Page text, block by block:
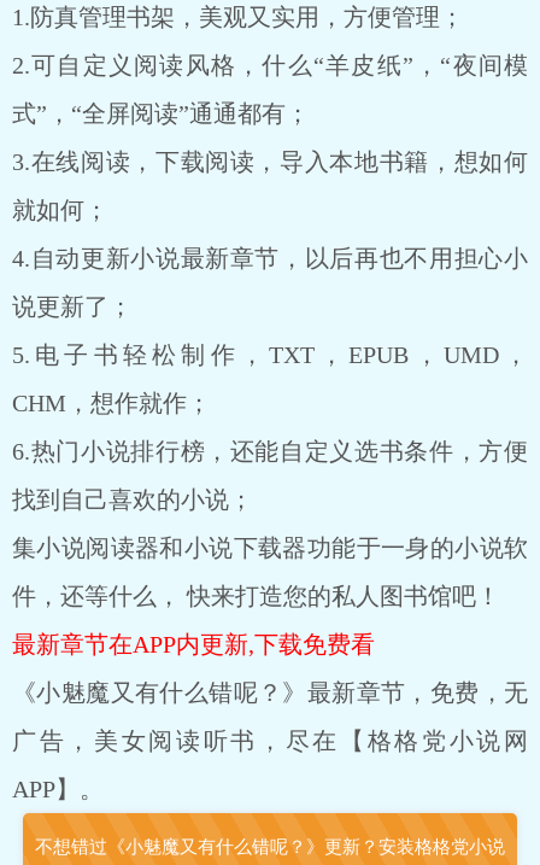
1.防真管理书架，美观又实用，方便管理；
2.可自定义阅读风格，什么“羊皮纸”，“夜间模
式”，“全屏阅读”通通都有；
3.在线阅读，下载阅读，导入本地书籍，想如何
就如何；
4.自动更新小说最新章节，以后再也不用担心小
说更新了；
5.电子书轻松制作，TXT，EPUB，UMD，
CHM，想作就作；
6.热门小说排行榜，还能自定义选书条件，方便
找到自己喜欢的小说；
集小说阅读器和小说下载器功能于一身的小说软
件，还等什么， 快来打造您的私人图书馆吧！
最新章节在APP内更新,下载免费看
《小魅魔又有什么错呢？》最新章节，免费，无
广告，美女阅读听书，尽在【格格党小说网
APP】。
不想错过《小魅魔又有什么错呢？》更新？安装格格党小说